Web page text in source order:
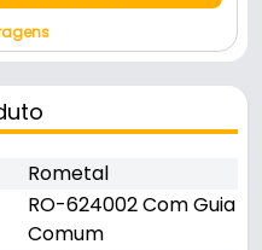
Rometal
RO-624002 Com Guia
Comum